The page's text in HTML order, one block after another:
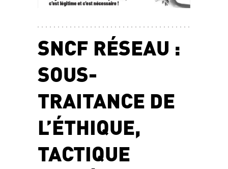
SNCF RÉSEAU :
SOUS-
TRAITANCE DE
L’ÉTHIQUE,
TACTIQUE